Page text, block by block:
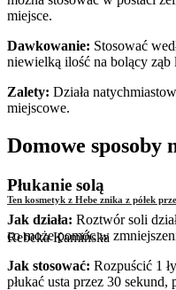
Ten kosmetyk z Hebe znika z półek
Rebeka Kamińska
miejsce.
Dawkowanie: Stosować
niewielką ilość na bolący ząb
Zalety: Działa
miejscowe.
Domowe sposoby
Płukanie solą
Jak działa: Roztwór soli
co może pomóc w
Jak stosować: Rozpuścić 1
płukać usta przez 30